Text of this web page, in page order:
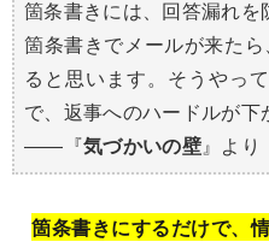
箇条書きには、回答漏れを
箇条書きでメールが来た
ると思います。そうやっ
で、返事へのハードルが下
――『気づかいの壁』より
箇条書きにするだけで、